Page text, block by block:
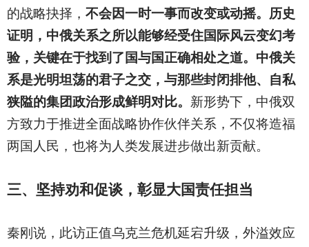
的战略抉择， 不会因一时一事而改变或动摇。历史
证明，中俄关系之所以能够经受住国际风云变幻考
验，关键在于找到了国与国正确相处之道。中俄关
系是光明坦荡的君子之交，与那些封闭排他、自私
狭隘的集团政治形成鲜明对比。 新形势下，中俄双
方致力于推进全面战略协作伙伴关系，不仅将造福
两国人民，也将为人类发展进步做出新贡献。
三、坚持劝和促谈，彰显大国责任担当
秦刚说，此访正值乌克兰危机延宕升级，外溢效应